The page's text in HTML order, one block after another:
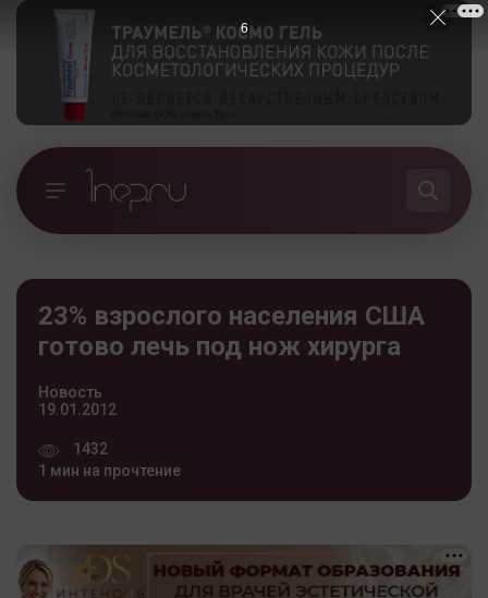
23% взрослого населения США
готово лечь под нож хирурга
Новость
19.01.2012
1432
1 мин на прочтение
5